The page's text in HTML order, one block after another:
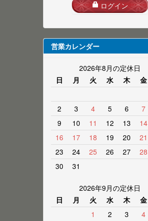
ログイン
営業カレンダー
2026年8月の定休日
日
月 火 水 木 金
2
3 4 5 6 7
9
10 11 12 13 14
16
17 18 19 20 21
23
24 25 26 27 28
30
31
2026年9月の定休日
日
月 火 水 木 金
1
2 3 4